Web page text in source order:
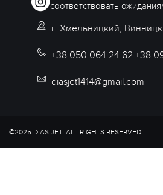
соответствовать
г. Хмельницкий,
+38 050 064 24 62 +38
diasjet1414@gmail.com
©2025 DIAS JET. ALL RIGHTS RESERVED